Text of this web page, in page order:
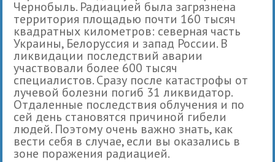
Чернобыль. Радиацией была загрязнена
территория площадью почти 160 тысяч
квадратных километров: северная часть
Украины, Белоруссия и запад России. В
ликвидации последствий аварии
участвовали более 600 тысяч
специалистов. Сразу после катастрофы от
лучевой болезни погиб 31 ликвидатор.
Отдаленные последствия облучения и по
сей день становятся причиной гибели
людей. Поэтому очень важно знать, как
вести себя в случае, если вы оказались в
зоне поражения радиацией.